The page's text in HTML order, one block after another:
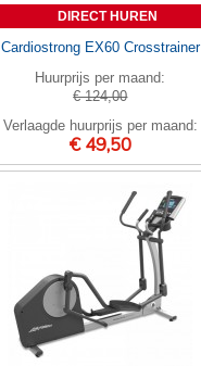
DIRECT HUREN
Cardiostrong EX60 Crosstrainer
Huurprijs per maand:
€ 124,00
Verlaagde huurprijs per maand:
€ 49,50